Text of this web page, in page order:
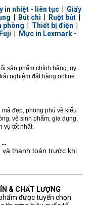
in nhiệt - liên tục| Giấy
Bút chì Ruột bút|
phòng Thiết bị điện
Mực in Lexmark -
sản phẩm chính hãng, uy
nghiệm đặt hàng online
đẹp, phong phú về kiểu
vệ sinh phẩm, gia dụng,
vụ tốt nhất.
và thanh toán trước khi
& CHẤT LƯỢNG
được tuyển chọn